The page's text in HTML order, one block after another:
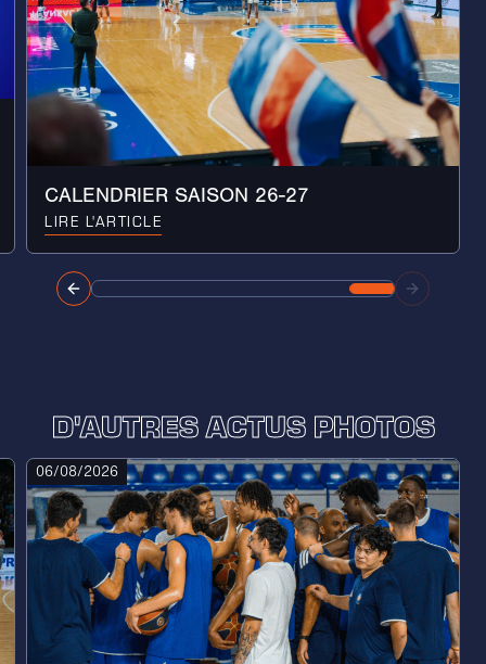
CALENDRIER SAISON 26-27
LIRE L'ARTICLE
D'AUTRES ACTUS PHOTOS
06/08/2026